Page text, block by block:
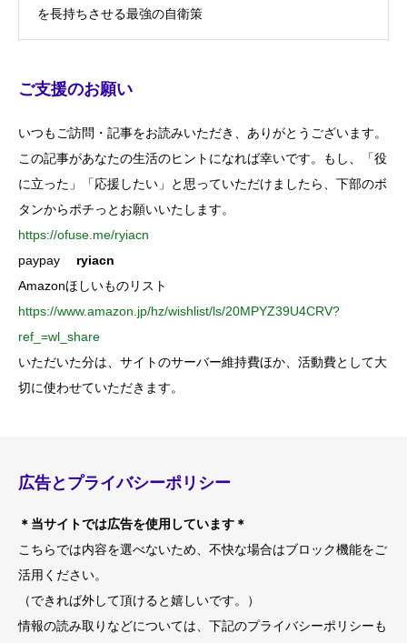
を長持ちさせる最強の自衛策
ご支援のお願い
いつもご訪問・記事をお読みいただき、ありがとうございます。
この記事があなたの生活のヒントになれば幸いです。もし、「役
に立った」「応援したい」と思っていただけましたら、下部のボ
タンからポチっとお願いいたします。
https://ofuse.me/ryiacn
paypay ryiacn
Amazonほしいものリスト
https://www.amazon.jp/hz/wishlist/ls/20MPYZ39U4CRV?
ref_=wl_share
いただいた分は、サイトのサーバー維持費ほか、活動費として大
切に使わせていただきます。
広告とプライバシーポリシー
＊当サイトでは広告を使用しています＊
こちらでは内容を選べないため、不快な場合はブロック機能をご
活用ください。
（できれば外して頂けると嬉しいです。）
情報の読み取りなどについては、下記のプライバシーポリシーも